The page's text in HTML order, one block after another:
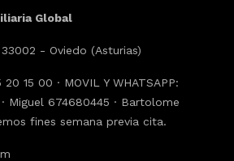
Global
- Oviedo (Asturias)
15 00 · MOVIL Y WHATSAPP:
Miguel 674680445 · Bartolome
fines semana previa cita.